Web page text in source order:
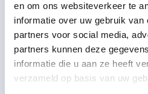
en om ons websiteverkeer te
informatie over uw gebruik van
partners voor social media,
partners kunnen deze
informatie die u aan ze heeft
verzameld op basis van uw